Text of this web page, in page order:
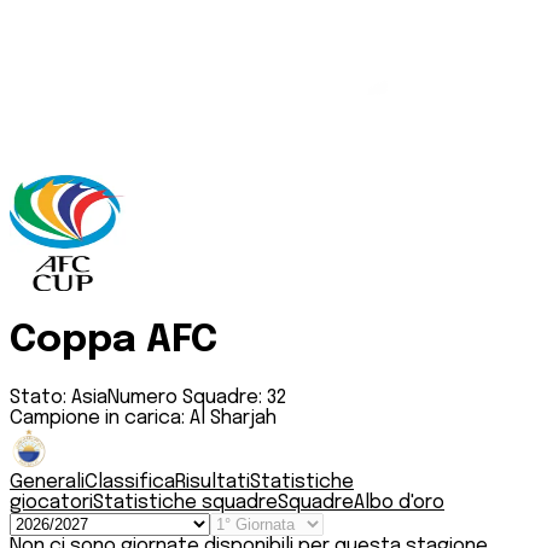
Coppa AFC
Stato: AsiaNumero Squadre: 32
Campione in carica: Al Sharjah
GeneraliClassificaRisultatiStatistiche
giocatoriStatistiche squadreSquadreAlbo d'oro